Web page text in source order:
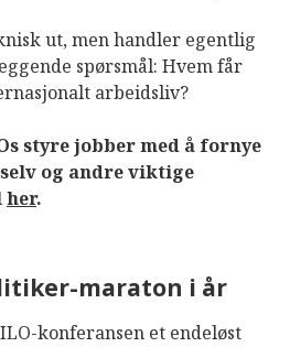
ut, men handler egentlig
spørsmål: Hvem får
arbeidsliv?
styre jobber med å fornye
og andre viktige
her.
maraton i år
konferansen et endeløst